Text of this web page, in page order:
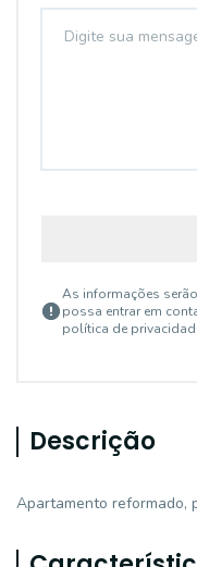
As informações
possa entrar em
política de
Descrição
Apartamento reformado,